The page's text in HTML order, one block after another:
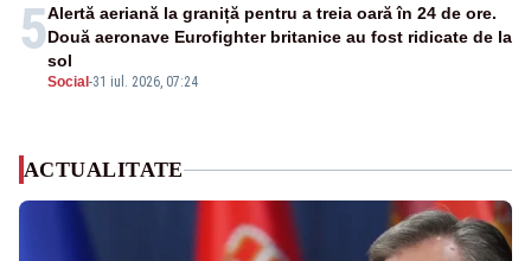
5
Social -31 iul. 2026, 07:24
Alertă aeriană la graniță pentru a treia oară în 24 de ore.
Două aeronave Eurofighter britanice au fost ridicate de la
sol
ACTUALITATE